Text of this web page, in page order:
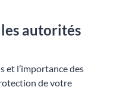
autorités
et l’importance des
de votre